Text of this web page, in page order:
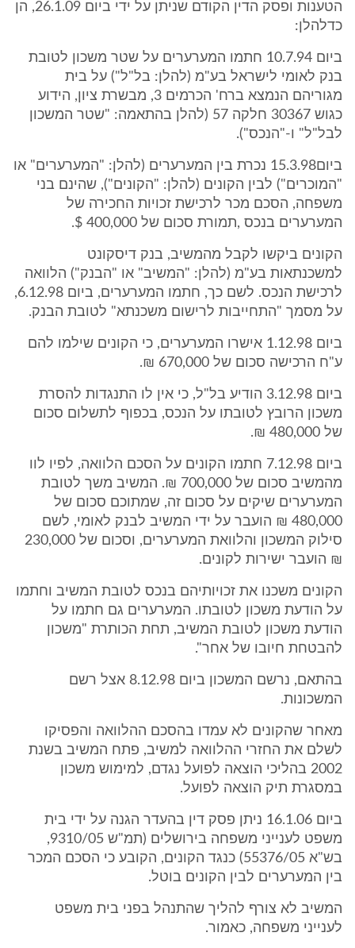
הטענות ופסק הדין הקודם שניתן על ידי ביום 26.1.09, הן
כדלהלן:
ביום 10.7.94 חתמו המערערים על שטר משכון לטובת
בנק לאומי לישראל בע"מ (להלן: בל"ל") על בית
מגוריהם הנמצא ברח' הכרמים 3, מבשרת ציון, הידוע
כגוש 30367 חלקה 57 (להלן בהתאמה: "שטר המשכון
לבל"ל" ו-"הנכס").
ביום15.3.98 נכרת בין המערערים (להלן: "המערערים" או
"המוכרים") לבין הקונים (להלן: "הקונים"), שהינם בני
משפחה, הסכם מכר לרכישת זכויות החכירה של
המערערים בנכס ,תמורת סכום של 400,000 $.
הקונים ביקשו לקבל מהמשיב, בנק דיסקונט
למשכנתאות בע"מ (להלן: "המשיב" או "הבנק") הלוואה
לרכישת הנכס. לשם כך, חתמו המערערים, ביום 6.12.98,
על מסמך "התחייבות לרישום משכנתא" לטובת הבנק.
ביום 1.12.98 אישרו המערערים, כי הקונים שילמו להם
ע"ח הרכישה סכום של 670,000 ₪.
ביום 3.12.98 הודיע בל"ל, כי אין לו התנגדות להסרת
משכון הרובץ לטובתו על הנכס, בכפוף לתשלום סכום
של 480,000 ₪.
ביום 7.12.98 חתמו הקונים על הסכם הלוואה, לפיו לוו
מהמשיב סכום של 700,000 ₪. המשיב משך לטובת
המערערים שיקים על סכום זה, שמתוכם סכום של
480,000 ₪ הועבר על ידי המשיב לבנק לאומי, לשם
סילוק המשכון והלוואת המערערים, וסכום של 230,000
₪ הועבר ישירות לקונים.
הקונים משכנו את זכויותיהם בנכס לטובת המשיב וחתמו
על הודעת משכון לטובתו. המערערים גם חתמו על
הודעת משכון לטובת המשיב, תחת הכותרת "משכון
להבטחת חיובו של אחר".
בהתאם, נרשם המשכון ביום 8.12.98 אצל רשם
המשכונות.
מאחר שהקונים לא עמדו בהסכם ההלוואה והפסיקו
לשלם את החזרי ההלוואה למשיב, פתח המשיב בשנת
2002 בהליכי הוצאה לפועל נגדם, למימוש משכון
במסגרת תיק הוצאה לפועל.
ביום 16.1.06 ניתן פסק דין בהעדר הגנה על ידי בית
משפט לענייני משפחה בירושלים (תמ"ש 9310/05,
בש"א 55376/05) כנגד הקונים, הקובע כי הסכם המכר
בין המערערים לבין הקונים בוטל.
המשיב לא צורף להליך שהתנהל בפני בית משפט
לענייני משפחה, כאמור.